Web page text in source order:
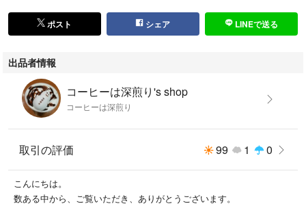
ポスト シェア LINEで送る
出品者情報
コーヒーは深煎り's shop
コーヒーは深煎り
取引の評価 99 1 0
こんにちは。
数ある中から、ご覧いただき、ありがとうございます。